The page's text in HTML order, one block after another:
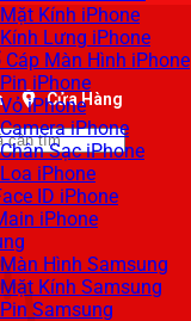
Cửa Hàng
Kính iPhone
Lưng iPhone
Cáp Màn Hình iPhone
iPhone
iPhone
iPhone
Sạc iPhone
iPhone
ID iPhone
iPhone
Hình Samsung
Kính Samsung
Samsung